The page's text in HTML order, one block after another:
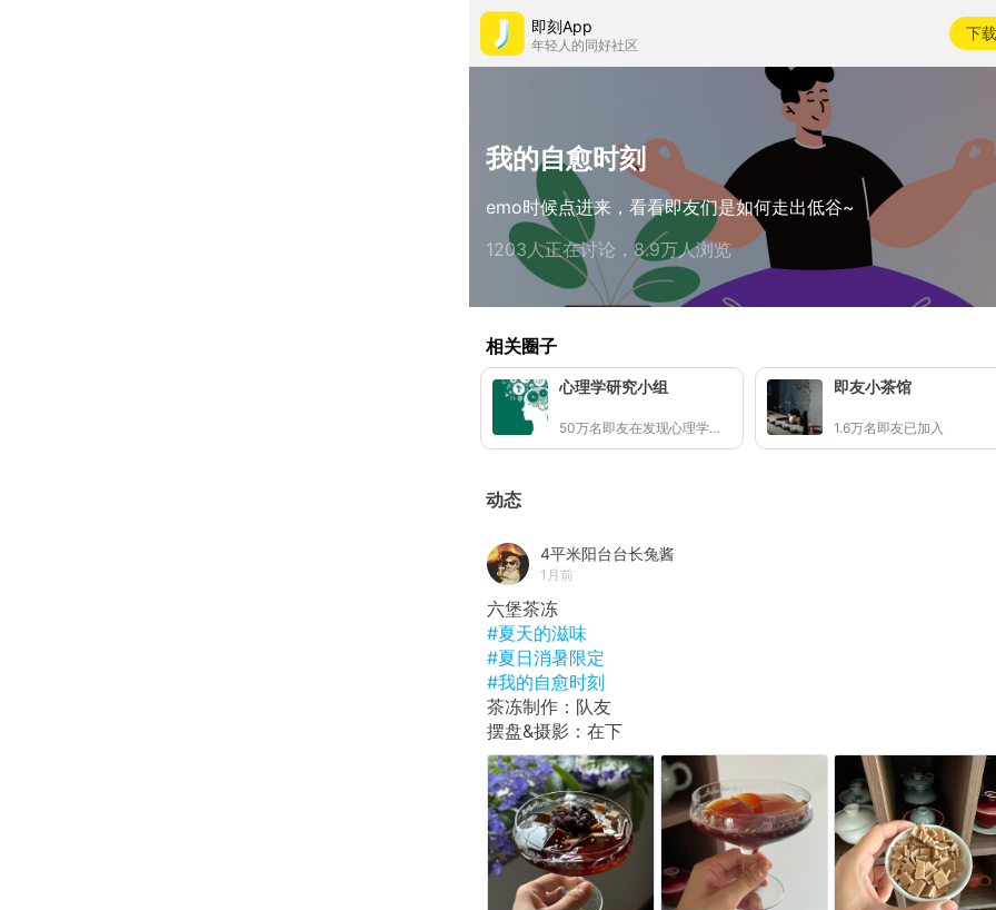
即刻App
年轻人的同好社区
下载
我的自愈时刻
emo时候点进来，看看即友们是如何走出低谷~
1203人正在讨论，8.9万人浏览
相关圈子
心理学研究小组
50万名即友在发现心理学小知识
即友小茶馆
1.6万名即友已加入
动态
4平米阳台台长兔酱
1月前
六堡茶冻
#夏天的滋味
#夏日消暑限定
#我的自愈时刻
茶冻制作：队友
摆盘&摄影：在下